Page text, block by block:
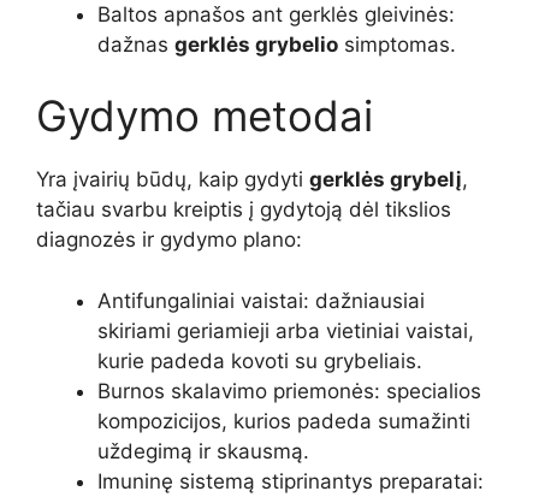
Baltos apnašos ant gerklės gleivinės:
dažnas gerklės grybelio simptomas.
Gydymo metodai
Yra įvairių būdų, kaip gydyti gerklės grybelį,
tačiau svarbu kreiptis į gydytoją dėl tikslios
diagnozės ir gydymo plano:
Antifungaliniai vaistai: dažniausiai
skiriami geriamieji arba vietiniai vaistai,
kurie padeda kovoti su grybeliais.
Burnos skalavimo priemonės: specialios
kompozicijos, kurios padeda sumažinti
uždegimą ir skausmą.
Imuninę sistemą stiprinantys preparatai: